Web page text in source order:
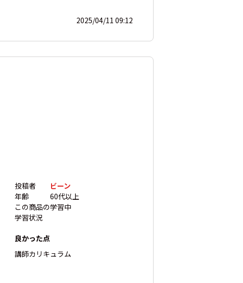
2025/04/11 09:12
投稿者
ビーン
年齢
60代以上
この商品の
学習状況
学習中
良かった点
講師カリキュラム